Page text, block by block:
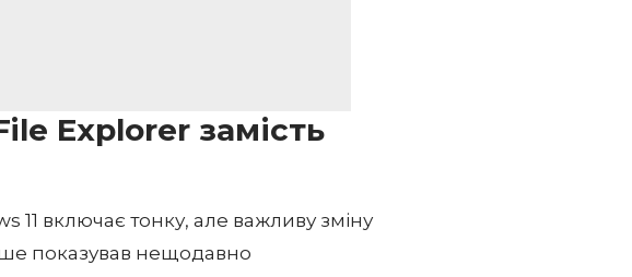
Explorer замість
включає тонку, але важливу зміну
показував нещодавно